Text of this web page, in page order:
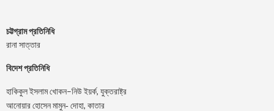
চট্টগ্রাম প্রতিনিধি
রানা সাত্তার
বিদেশ প্রতিনিধি
হাকিকুল ইসলাম খোকন–নিউ ইয়র্ক, যুক্তরাষ্ট্র
আনোয়ার হোসেন মামুন- দোহা, কাতার